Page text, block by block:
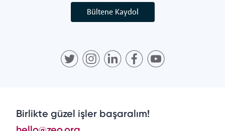
Bültene Kaydol
Birlikte güzel işler başaralım!